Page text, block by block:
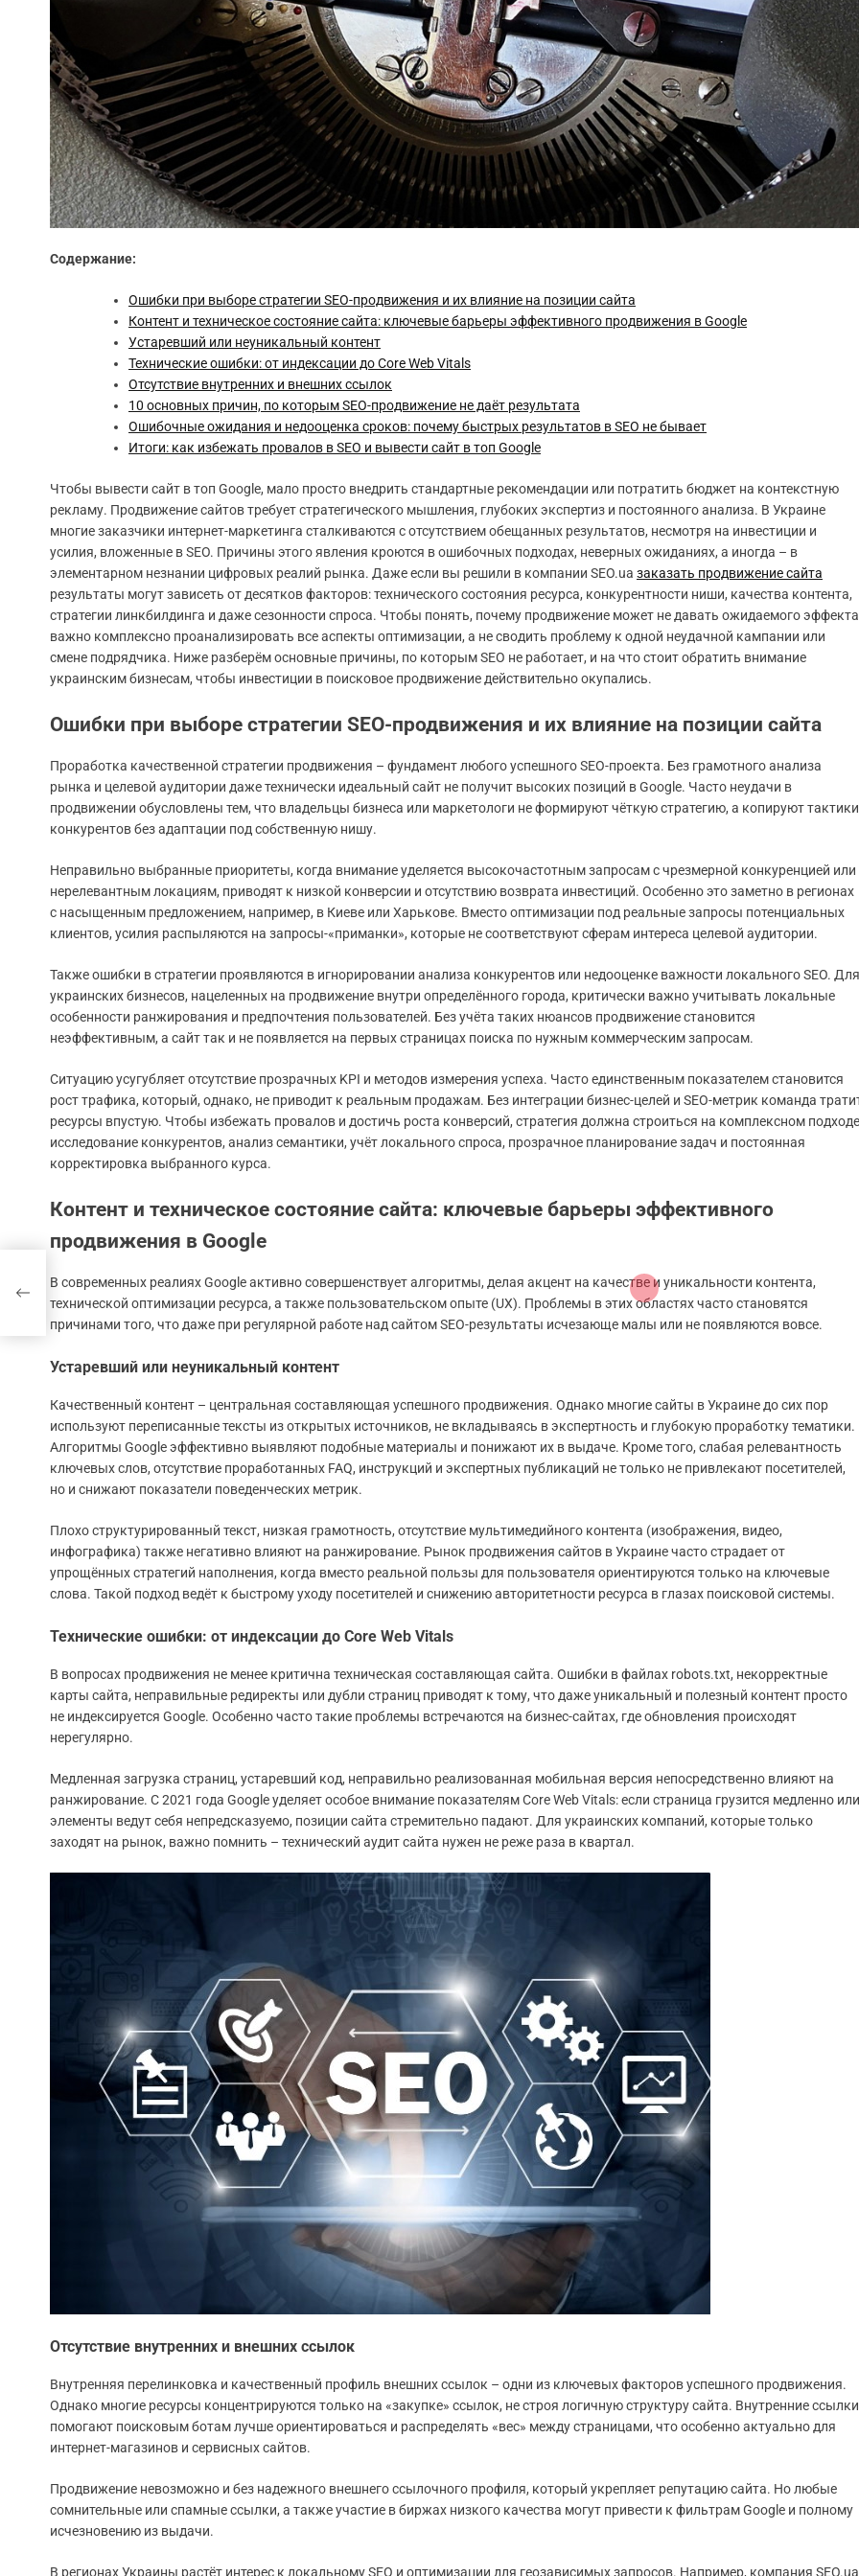
Содержание:
Ошибки при выборе стратегии SEO-продвижения и их влияние на позиции сайта
Контент и техническое состояние сайта: ключевые барьеры эффективного продвижения в Google
Устаревший или неуникальный контент
Технические ошибки: от индексации до Core Web Vitals
Отсутствие внутренних и внешних ссылок
10 основных причин, по которым SEO-продвижение не даёт результата
Ошибочные ожидания и недооценка сроков: почему быстрых результатов в SEO не бывает
Итоги: как избежать провалов в SEO и вывести сайт в топ Google
Чтобы вывести сайт в топ Google, мало просто внедрить стандартные рекомендации или потратить бюджет на контекстную
рекламу. Продвижение сайтов требует стратегического мышления, глубоких экспертиз и постоянного анализа. В Украине
многие заказчики интернет-маркетинга сталкиваются с отсутствием обещанных результатов, несмотря на инвестиции и
усилия, вложенные в SEO. Причины этого явления кроются в ошибочных подходах, неверных ожиданиях, а иногда – в
элементарном незнании цифровых реалий рынка. Даже если вы решили в компании SEO.ua заказать продвижение сайта
результаты могут зависеть от десятков факторов: технического состояния ресурса, конкурентности ниши, качества контента,
стратегии линкбилдинга и даже сезонности спроса. Чтобы понять, почему продвижение может не давать ожидаемого
важно комплексно проанализировать все аспекты оптимизации, а не сводить проблему к одной неудачной кампании или
смене подрядчика. Ниже разберём основные причины, по которым SEO не работает, и на что стоит обратить внимание
украинским бизнесам, чтобы инвестиции в поисковое продвижение действительно окупались.
Ошибки при выборе стратегии SEO-продвижения и их влияние на позиции сайта
Проработка качественной стратегии продвижения – фундамент любого успешного SEO-проекта. Без грамотного анализа
рынка и целевой аудитории даже технически идеальный сайт не получит высоких позиций в Google. Часто неудачи в
продвижении обусловлены тем, что владельцы бизнеса или маркетологи не формируют чёткую стратегию, а копируют тактики
конкурентов без адаптации под собственную нишу.
Неправильно выбранные приоритеты, когда внимание уделяется высокочастотным запросам с чрезмерной конкуренцией или
нерелевантным локациям, приводят к низкой конверсии и отсутствию возврата инвестиций. Особенно это заметно в регионах
с насыщенным предложением, например, в Киеве или Харькове. Вместо оптимизации под реальные запросы потенциальных
клиентов, усилия распыляются на запросы-«приманки», которые не соответствуют сферам интереса целевой аудитории.
Также ошибки в стратегии проявляются в игнорировании анализа конкурентов или недооценке важности локального SEO. Для
украинских бизнесов, нацеленных на продвижение внутри определённого города, критически важно учитывать локальные
особенности ранжирования и предпочтения пользователей. Без учёта таких нюансов продвижение становится
неэффективным, а сайт так и не появляется на первых страницах поиска по нужным коммерческим запросам.
Ситуацию усугубляет отсутствие прозрачных KPI и методов измерения успеха. Часто единственным показателем становится
рост трафика, который, однако, не приводит к реальным продажам. Без интеграции бизнес-целей и SEO-метрик команда
ресурсы впустую. Чтобы избежать провалов и достичь роста конверсий, стратегия должна строиться на комплексном
исследование конкурентов, анализ семантики, учёт локального спроса, прозрачное планирование задач и постоянная
корректировка выбранного курса.
Контент и техническое состояние сайта: ключевые барьеры эффективного
продвижения в Google
В современных реалиях Google активно совершенствует алгоритмы, делая акцент на качестве и уникальности контента,
технической оптимизации ресурса, а также пользовательском опыте (UX). Проблемы в этих областях часто становятся
причинами того, что даже при регулярной работе над сайтом SEO-результаты исчезающе малы или не появляются вовсе.
Устаревший или неуникальный контент
Качественный контент – центральная составляющая успешного продвижения. Однако многие сайты в Украине до сих пор
используют переписанные тексты из открытых источников, не вкладываясь в экспертность и глубокую проработку тематики.
Алгоритмы Google эффективно выявляют подобные материалы и понижают их в выдаче. Кроме того, слабая релевантность
ключевых слов, отсутствие проработанных FAQ, инструкций и экспертных публикаций не только не привлекают посетителей,
но и снижают показатели поведенческих метрик.
Плохо структурированный текст, низкая грамотность, отсутствие мультимедийного контента (изображения, видео,
инфографика) также негативно влияют на ранжирование. Рынок продвижения сайтов в Украине часто страдает от
упрощённых стратегий наполнения, когда вместо реальной пользы для пользователя ориентируются только на ключевые
слова. Такой подход ведёт к быстрому уходу посетителей и снижению авторитетности ресурса в глазах поисковой системы.
Технические ошибки: от индексации до Core Web Vitals
В вопросах продвижения не менее критична техническая составляющая сайта. Ошибки в файлах robots.txt, некорректные
карты сайта, неправильные редиректы или дубли страниц приводят к тому, что даже уникальный и полезный контент просто
не индексируется Google. Особенно часто такие проблемы встречаются на бизнес-сайтах, где обновления происходят
нерегулярно.
Медленная загрузка страниц, устаревший код, неправильно реализованная мобильная версия непосредственно влияют на
ранжирование. С 2021 года Google уделяет особое внимание показателям Core Web Vitals: если страница грузится медленно или
элементы ведут себя непредсказуемо, позиции сайта стремительно падают. Для украинских компаний, которые только
заходят на рынок, важно помнить – технический аудит сайта нужен не реже раза в квартал.
Отсутствие внутренних и внешних ссылок
Внутренняя перелинковка и качественный профиль внешних ссылок – одни из ключевых факторов успешного продвижения.
Однако многие ресурсы концентрируются только на «закупке» ссылок, не строя логичную структуру сайта. Внутренние ссылки
помогают поисковым ботам лучше ориентироваться и распределять «вес» между страницами, что особенно актуально для
интернет-магазинов и сервисных сайтов.
Продвижение невозможно и без надежного внешнего ссылочного профиля, который укрепляет репутацию сайта. Но любые
сомнительные или спамные ссылки, а также участие в биржах низкого качества могут привести к фильтрам Google и полному
исчезновению из выдачи.
В регионах Украины растёт интерес к локальному SEO и оптимизации для геозависимых запросов. Например, компания SEO.ua